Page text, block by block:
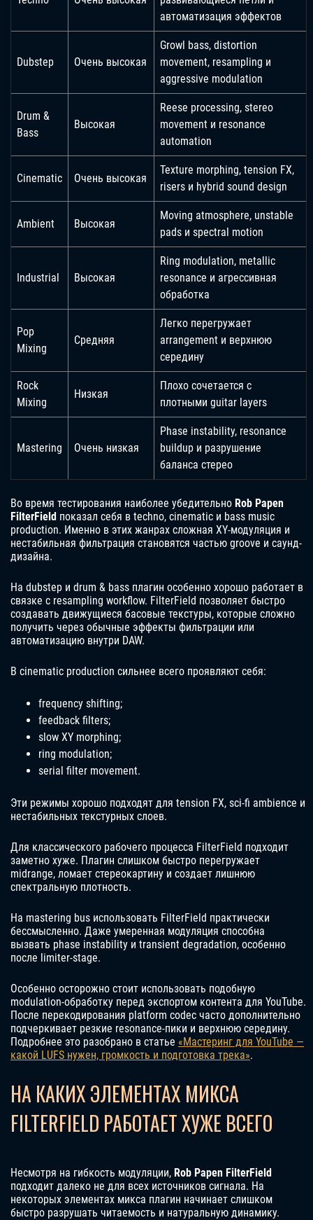
автоматизация эффектов
Dubstep Очень высокая
Growl bass, distortion
movement, resampling и
aggressive modulation
Drum &
Bass
Высокая
Reese processing, stereo
movement и resonance
automation
Cinematic Очень высокая
Texture morphing, tension FX,
risers и hybrid sound design
Ambient Высокая
Moving atmosphere, unstable
pads и spectral motion
Industrial Высокая
Ring modulation, metallic
resonance и агрессивная
обработка
Pop
Mixing
Средняя
Легко перегружает
arrangement и верхнюю
середину
Rock
Mixing
Низкая
Плохо сочетается с
плотными guitar layers
Mastering Очень низкая
Phase instability, resonance
buildup и разрушение
баланса стерео
Во время тестирования наиболее убедительно Rob Papen
FilterField показал себя в techno, cinematic и bass music
production. Именно в этих жанрах сложная XY-модуляция и
нестабильная фильтрация становятся частью groove и саунд-
дизайна.
На dubstep и drum & bass плагин особенно хорошо работает в
связке с resampling workflow. FilterField позволяет быстро
создавать движущиеся басовые текстуры, которые сложно
получить через обычные эффекты фильтрации или
автоматизацию внутри DAW.
В cinematic production сильнее всего проявляют себя:
frequency shifting;
feedback filters;
slow XY morphing;
ring modulation;
serial filter movement.
Эти режимы хорошо подходят для tension FX, sci-fi ambience и
нестабильных текстурных слоев.
Для классического рабочего процесса FilterField подходит
заметно хуже. Плагин слишком быстро перегружает
midrange, ломает стереокартину и создает лишнюю
спектральную плотность.
На mastering bus использовать FilterField практически
бессмысленно. Даже умеренная модуляция способна
вызвать phase instability и transient degradation, особенно
после limiter-stage.
Особенно осторожно стоит использовать подобную
modulation-обработку перед экспортом контента для YouTube.
После перекодирования platform codec часто дополнительно
подчеркивает резкие resonance-пики и верхнюю середину.
Подробнее это разобрано в статье «Мастеринг для YouTube —
какой LUFS нужен, громкость и подготовка трека».
НА КАКИХ ЭЛЕМЕНТАХ МИКСА
FILTERFIELD РАБОТАЕТ ХУЖЕ ВСЕГО
Несмотря на гибкость модуляции, Rob Papen FilterField
подходит далеко не для всех источников сигнала. На
некоторых элементах микса плагин начинает слишком
быстро разрушать читаемость и натуральную динамику.